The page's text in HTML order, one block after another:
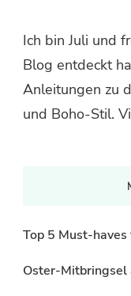
Ich bin Juli und
Blog entdeckt
Anleitungen zu
und Boho-Stil.
Top 5 Must-
Oster-